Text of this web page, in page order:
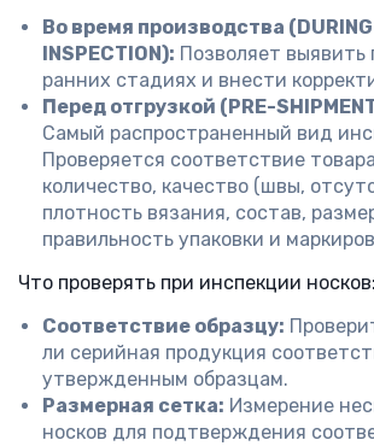
Во время производства (DURING
INSPECTION): Позволяет выявить
ранних стадиях и внести
Перед отгрузкой (PRE-
Самый распространенный вид
Проверяется соответствие
количество, качество (швы,
плотность вязания, состав,
правильность упаковки и
Что проверять при инспекции носков:
Соответствие образцу:
ли серийная продукция
утвержденным образцам.
Размерная сетка: Измерение
носков для подтверждения